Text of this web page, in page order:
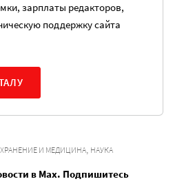
зарплаты редакторов,
поддержку сайта
И МЕДИЦИНА, НАУКА
в Max. Подпишитесь